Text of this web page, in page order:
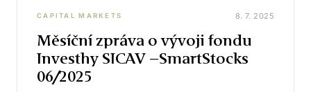
CAPITAL MARKETS 8. 7. 2025
Měsíční zpráva o vývoji fondu
Investhy SICAV –SmartStocks
06/2025